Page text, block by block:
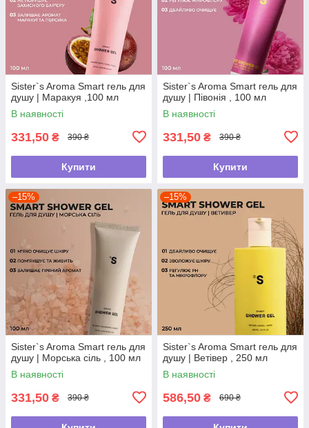
Sister`s Aroma Smart гель для
душу | Маракуя ,100 мл
В наявності
331,50 ₴ 390 ₴
Купити
Sister`s Aroma Smart гель для
душу | Півонія , 100 мл
В наявності
331,50 ₴ 390 ₴
Купити
–15%
Sister`s Aroma Smart гель для
душу | Морська сіль , 100 мл
В наявності
331,50 ₴ 390 ₴
–15%
Sister`s Aroma Smart гель для
душу | Ветівер , 250 мл
В наявності
586,50 ₴ 690 ₴